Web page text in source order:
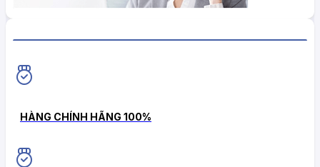
HÀNG CHÍNH HÃNG 100%